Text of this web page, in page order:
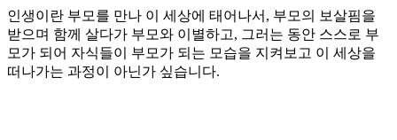
인생이란 부모를 만나 이 세상에 태어나서, 부모의 보살핌을
받으며 함께 살다가 부모와 이별하고, 그러는 동안 스스로 부
모가 되어 자식들이 부모가 되는 모습을 지켜보고 이 세상을
떠나가는 과정이 아닌가 싶습니다.